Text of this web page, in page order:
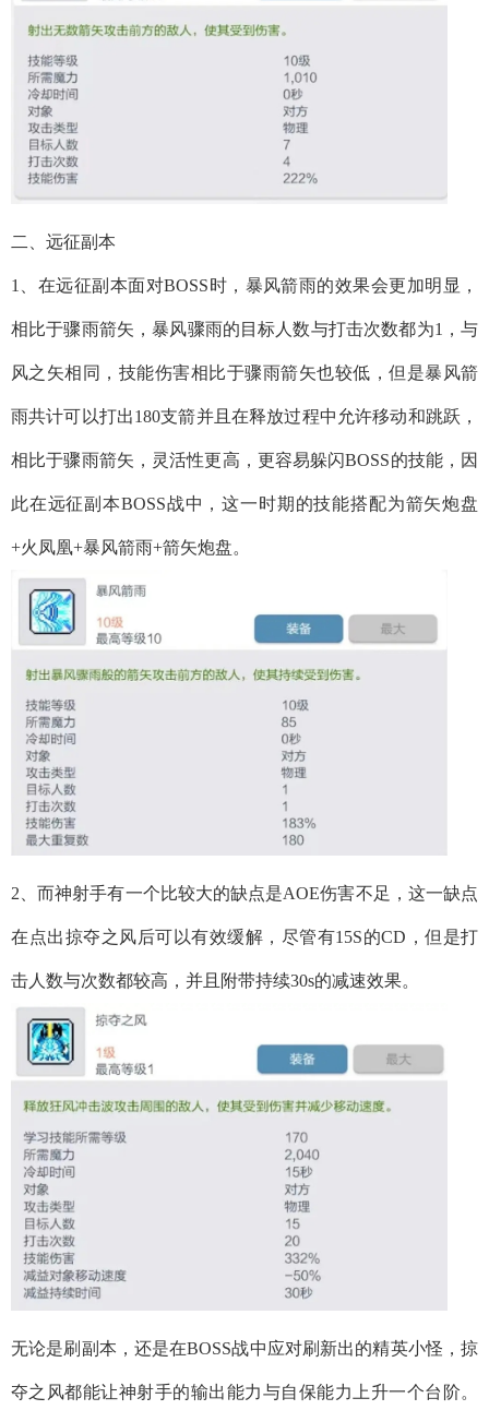
二、远征副本
1、在远征副本面对BOSS时，暴风箭雨的效果会更加明显，
相比于骤雨箭矢，暴风骤雨的目标人数与打击次数都为1，与
风之矢相同，技能伤害相比于骤雨箭矢也较低，但是暴风箭
雨共计可以打出180支箭并且在释放过程中允许移动和跳跃，
相比于骤雨箭矢，灵活性更高，更容易躲闪BOSS的技能，因
此在远征副本BOSS战中，这一时期的技能搭配为箭矢炮盘
+火凤凰+暴风箭雨+箭矢炮盘。
2、而神射手有一个比较大的缺点是AOE伤害不足，这一缺点
在点出掠夺之风后可以有效缓解，尽管有15S的CD，但是打
击人数与次数都较高，并且附带持续30s的减速效果。
无论是刷副本，还是在BOSS战中应对刷新出的精英小怪，掠
夺之风都能让神射手的输出能力与自保能力上升一个台阶。